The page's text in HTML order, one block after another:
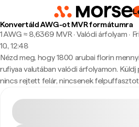
Konvertáld AWG-ot MVR formátumra
1 AWG ≈ 8,6369 MVR · Valódi árfolyam ·
10., 12:48
Nézd meg, hogy 1800 arubai florin
rufiyaa valutában valódi árfolyamon.
nincs rejtett felár, nincsenek